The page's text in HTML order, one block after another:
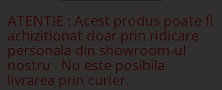
ATENTIE : Acest produs poate fi
achizitionat doar prin ridicare
personala din showroom-ul
nostru . Nu este posibila
livrarea prin curier.